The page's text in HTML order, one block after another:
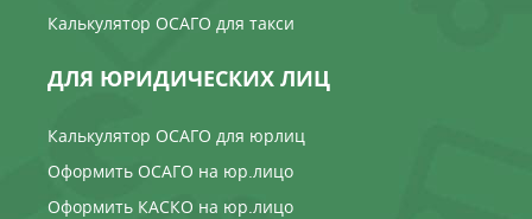
Калькулятор ОСАГО для такси
ДЛЯ ЮРИДИЧЕСКИХ ЛИЦ
Калькулятор ОСАГО для юрлиц
Оформить ОСАГО на юр.лицо
Оформить КАСКО на юр.лицо